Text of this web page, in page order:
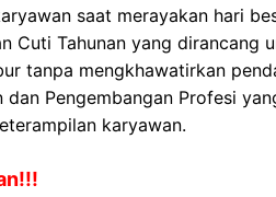
saat merayakan hari
Cuti Tahunan yang dirancang
tanpa mengkhawatirkan
dan Pengembangan Profesi
karyawan.